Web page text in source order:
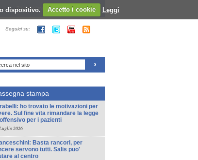
dispositivo. Accetto i cookie Leggi
Registrazione al sito - Login al sito
Seguici su:
nel sito
stampa
ho trovato le motivazioni per
Sul fine vita rimandare la legge
per i pazienti
2026
Basta rancori, per
servono tutti. Salis puo'
al centro